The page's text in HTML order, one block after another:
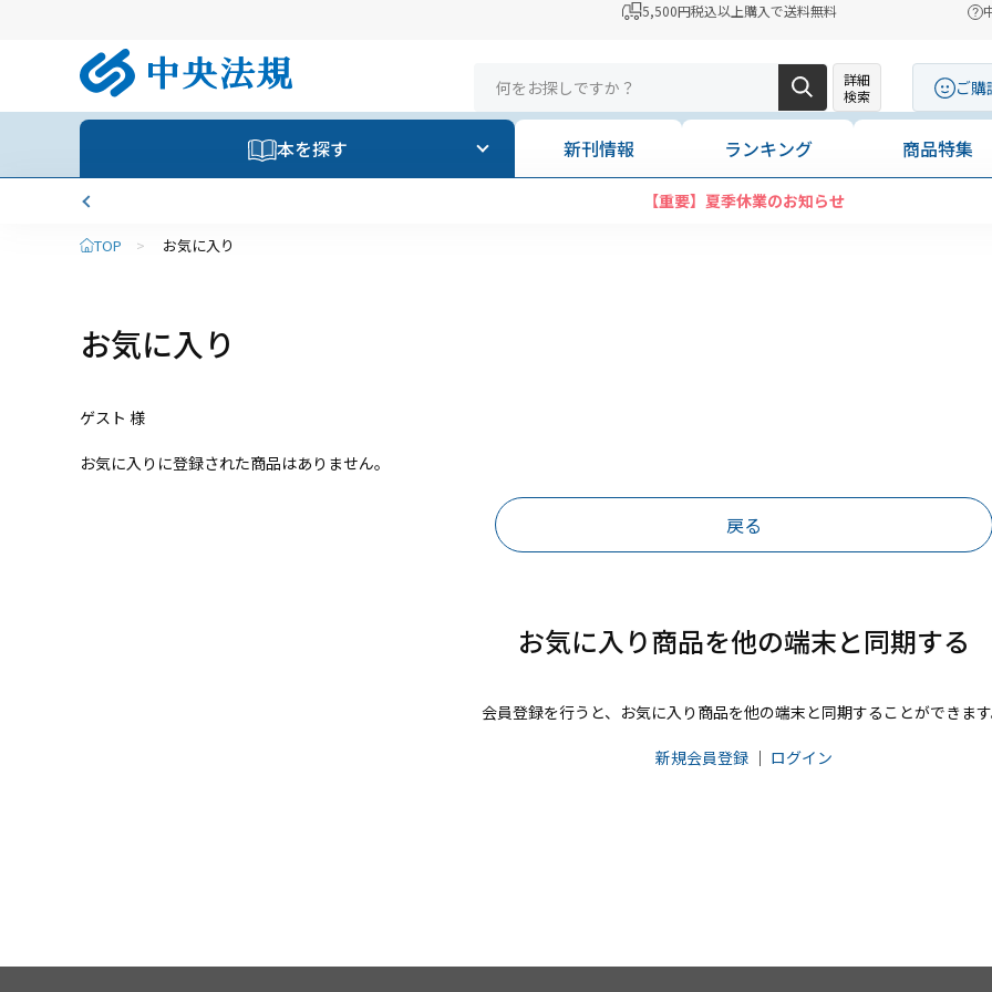
5,500円税込以上購入で送料無料
詳細
検索
ご
本を探す 新刊情報 ランキング 商品特集
【重要】夏季休業のお知らせ
TOP > お気に入り
お気に入り
ゲスト 様
お気に入りに登録された商品はありません。
戻る
お気に入り商品を他の端末と同期する
会員登録を行うと、お気に入り商品を他の端末と同期することができま
新規会員登録 ｜ ログイン